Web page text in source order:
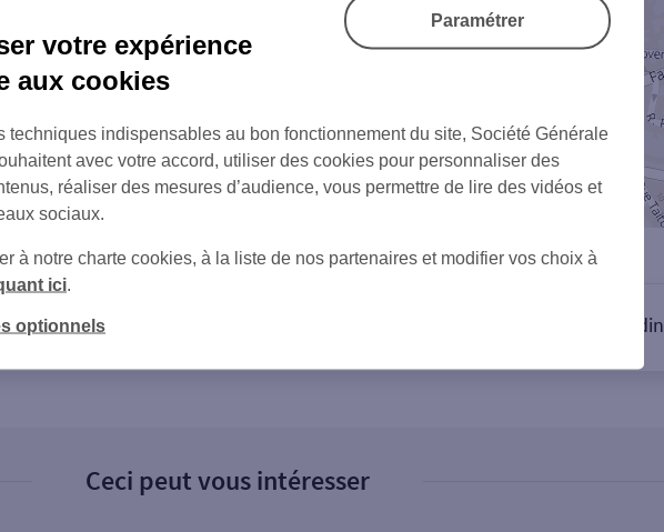
sur Twitter sur Linkedin
Ceci peut vous intéresser
votre expérience
aux cookies
techniques indispensables au bon fonctionnement du site, Société Générale
avec votre accord, utiliser des cookies pour personnaliser des
réaliser des mesures d’audience, vous permettre de lire des vidéos et
sociaux.
à notre charte cookies, à la liste de nos partenaires et modifier vos choix à
ici
optionnels
Paramétrer